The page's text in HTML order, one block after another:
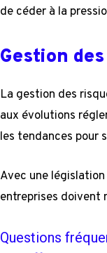
de céder à la
Gestion
La gestion des
aux évolutions
les tendances pour
Avec une
entreprises doivent
Questions